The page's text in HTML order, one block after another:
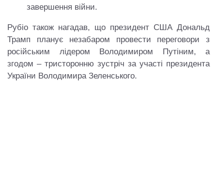
завершення війни.
Рубіо також нагадав, що президент США Дональд
Трамп планує незабаром провести переговори з
російським лідером Володимиром Путіним, а
згодом – тристоронню зустріч за участі президента
України Володимира Зеленського.